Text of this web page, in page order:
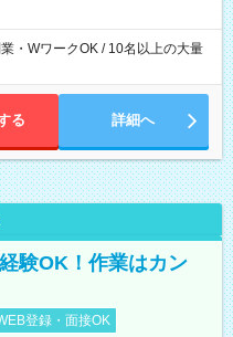
・WワークOK / 10名以上の大量
る 詳細へ
験OK！作業はカン
登録・面接OK